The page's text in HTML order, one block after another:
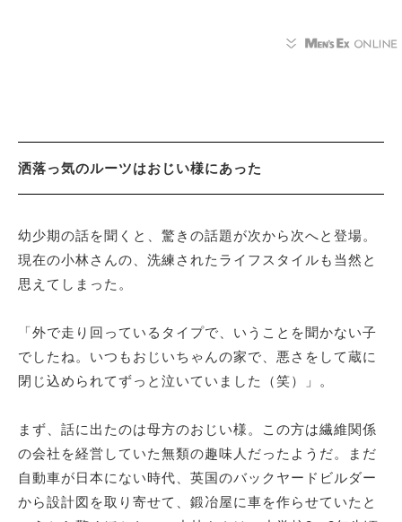
洒落っ気のルーツはおじい様にあった
幼少期の話を聞くと、驚きの話題が次から次へと登場。
現在の小林さんの、洗練されたライフスタイルも当然と
思えてしまった。
「外で走り回っているタイプで、いうことを聞かない子
でしたね。いつもおじいちゃんの家で、悪さをして蔵に
閉じ込められてずっと泣いていました（笑）」。
まず、話に出たのは母方のおじい様。この方は繊維関係
の会社を経営していた無類の趣味人だったようだ。まだ
自動車が日本にない時代、英国のバックヤードビルダー
から設計図を取り寄せて、鍛冶屋に車を作らせていたと